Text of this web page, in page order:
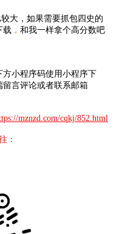
大，如果需要抓包四史的
载 ， 和我一样拿个高分数吧
小程序码使用小程序下
言评论或者联系邮箱
mznzd.com/cqkj/852.html
：